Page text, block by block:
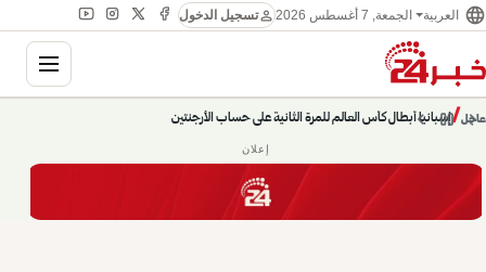
language العربية الجمعة, 7 أغسطس 2026 personتسجيل الدخول
عاجل/
إسبانيا أبطال كأس العالم للمرة الثانية على حساب الأرجنتين
حديث الساعة: سيناريوهات قادمة 745
chevron_right
pause
chevron_left
إعلان